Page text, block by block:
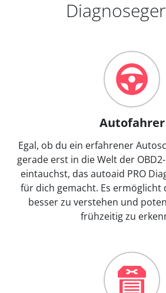
Autofahrer
Egal, ob du ein erfahrener
gerade erst in die Welt der
eintauchst, das autoaid PRO
für dich gemacht. Es ermöglicht
besser zu verstehen und
frühzeitig zu